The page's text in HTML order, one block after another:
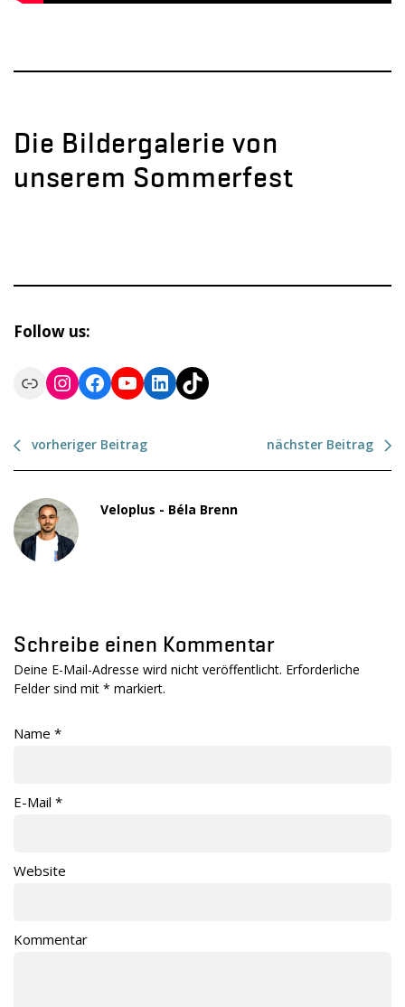
Die Bildergalerie von
unserem Sommerfest
Follow us:
LinkInstagram
Facebook
YouTube
LinkedIn
TikTok
vorheriger Beitrag nächster Beitrag
Veloplus - Béla Brenn
Schreibe einen Kommentar
Deine E-Mail-Adresse wird nicht veröffentlicht. Erforderliche
Felder sind mit * markiert.
Name *
E-Mail *
Website
Kommentar